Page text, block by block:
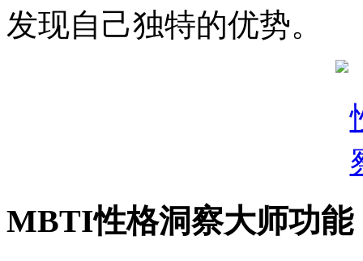
发现自己独特的优势。
MBTI性格洞察大师功能